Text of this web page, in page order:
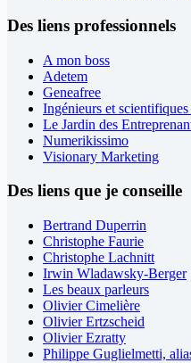
Des liens professionnels
A mon boss
Adetem
Geneafree
Ingénieurs et
Le Jardin des
Numerikissimo
Visionary Marketing
Des liens que je conseille
Bertrand Duperrin
Christophe Faurie
Christophe Lachnitt
Irwin Wladawsky-Berger
Les beaux parleurs
Olivier Cimelière
Olivier Ertzscheid
Olivier Ezratty
Philippe Guglielmetti,